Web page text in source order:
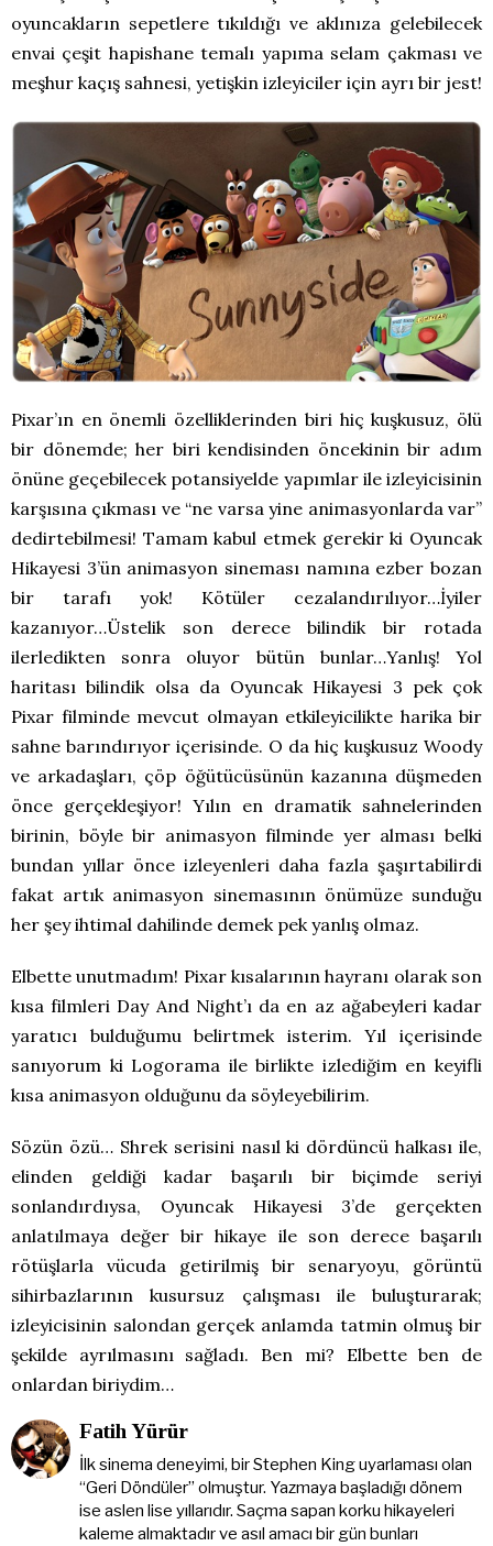
oyuncakların sepetlere tıkıldığı ve aklınıza gelebilecek
envai çeşit hapishane temalı yapıma selam çakması ve
meşhur kaçış sahnesi, yetişkin izleyiciler için ayrı bir jest!
Pixar’ın en önemli özelliklerinden biri hiç kuşkusuz, ölü
bir dönemde; her biri kendisinden öncekinin bir adım
önüne geçebilecek potansiyelde yapımlar ile izleyicisinin
karşısına çıkması ve “ne varsa yine animasyonlarda var”
dedirtebilmesi! Tamam kabul etmek gerekir ki Oyuncak
Hikayesi 3’ün animasyon sineması namına ezber bozan
bir tarafı yok! Kötüler cezalandırılıyor…İyiler
kazanıyor…Üstelik son derece bilindik bir rotada
ilerledikten sonra oluyor bütün bunlar…Yanlış! Yol
haritası bilindik olsa da Oyuncak Hikayesi 3 pek çok
Pixar filminde mevcut olmayan etkileyicilikte harika bir
sahne barındırıyor içerisinde. O da hiç kuşkusuz Woody
ve arkadaşları, çöp öğütücüsünün kazanına düşmeden
önce gerçekleşiyor! Yılın en dramatik sahnelerinden
birinin, böyle bir animasyon filminde yer alması belki
bundan yıllar önce izleyenleri daha fazla şaşırtabilirdi
fakat artık animasyon sinemasının önümüze sunduğu
her şey ihtimal dahilinde demek pek yanlış olmaz.
Elbette unutmadım! Pixar kısalarının hayranı olarak son
kısa filmleri Day And Night’ı da en az ağabeyleri kadar
yaratıcı bulduğumu belirtmek isterim. Yıl içerisinde
sanıyorum ki Logorama ile birlikte izlediğim en keyifli
kısa animasyon olduğunu da söyleyebilirim.
Sözün özü… Shrek serisini nasıl ki dördüncü halkası ile,
elinden geldiği kadar başarılı bir biçimde seriyi
sonlandırdıysa, Oyuncak Hikayesi 3’de gerçekten
anlatılmaya değer bir hikaye ile son derece başarılı
rötüşlarla vücuda getirilmiş bir senaryoyu, görüntü
sihirbazlarının kusursuz çalışması ile buluşturarak;
izleyicisinin salondan gerçek anlamda tatmin olmuş bir
şekilde ayrılmasını sağladı. Ben mi? Elbette ben de
onlardan biriydim…
Fatih Yürür
İlk sinema deneyimi, bir Stephen King uyarlaması olan
“Geri Döndüler” olmuştur. Yazmaya başladığı dönem
ise aslen lise yıllarıdır. Saçma sapan korku hikayeleri
kaleme almaktadır ve asıl amacı bir gün bunları